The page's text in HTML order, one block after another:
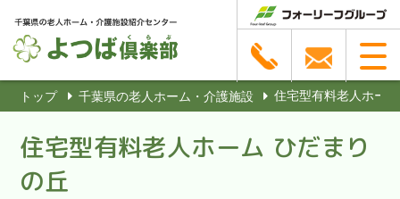
トップ 千葉県の老人ホーム・介護施設 住宅型有料老人ホー
住宅型有料老人ホーム ひだまり
の丘